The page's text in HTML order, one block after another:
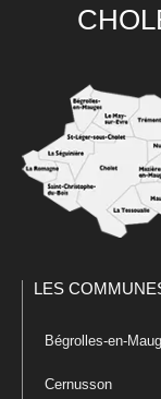
LES
Bégrolles-en-
Cernusson